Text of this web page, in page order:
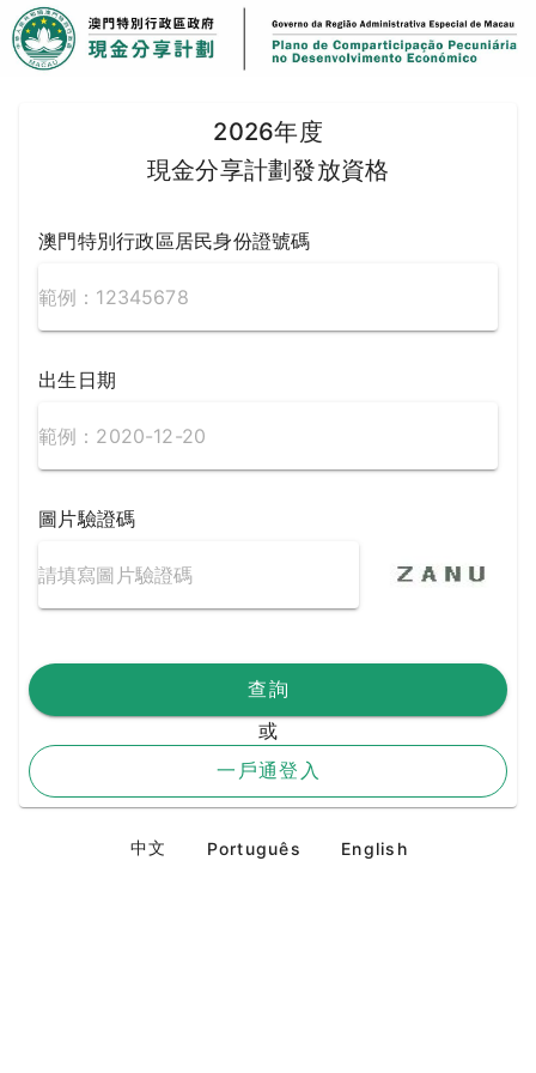
2026年度
現金分享計劃發放資格
澳門特別行政區居民身份證號碼
出生日期
圖片驗證碼
查詢
或
一戶通登入
中文 Português English